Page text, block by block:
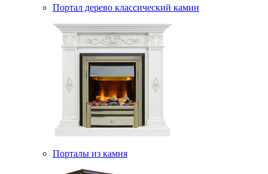
Портал дерево классический камин
Порталы из камня